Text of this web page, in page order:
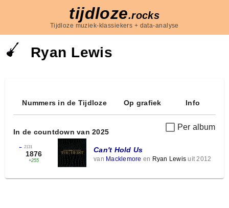
tijdloze.rocks
Tijdloze muziek-klassiekers + data-analyse
Ryan Lewis
Nummers in de Tijdloze Op grafiek Info
Per album
In de countdown van 2025
← 2131
1876
+255
Can't Hold Us
van Macklemore en Ryan Lewis uit 2012